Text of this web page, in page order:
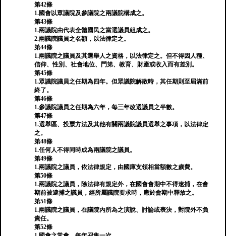
第42條
1.國會以眾議院及參議院之兩議院構成之。
第43條
1.兩議院由代表全體國民之當選議員組成之。
2.兩議院議員之名額，以法律定之。
第44條
1.兩議院之議員及其選舉人之資格，以法律定之。但不得因人種、
信仰、性別、社會地位、門第、教育、財產或收入而有差別。
第45條
1.眾議院議員之任期為四年。但眾議院解散時，其任期則至屆滿前
終了。
第46條
1.參議院議員之任期為六年，每三年改選議員之半數。
第47條
1.選舉區、投票方法及其他有關兩議院議員選舉之事項，以法律定
之。
第48條
1.任何人不得同時成為兩議院之議員。
第49條
1.兩議院之議員，依法律規定，由國庫支領相當額數之歲費。
第50條
1.兩議院之議員，除法律有規定外，在國會會期中不得逮捕，在會
期前被逮捕之議員，經所屬議院要求時，應於會期中釋放之。
第51條
1.兩議院之議員，在議院內所為之演說、討論或表決，對院外不負
責任。
第52條